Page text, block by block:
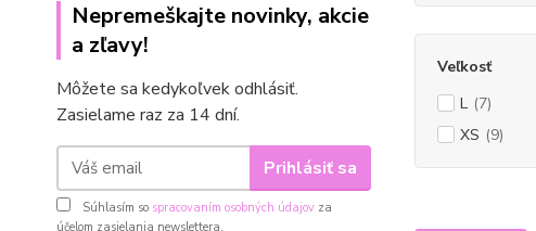
Nepremeškajte novinky, akcie
a zľavy!
Môžete sa kedykoľvek odhlásiť.
Zasielame raz za 14 dní.
Prihlásiť sa
Súhlasím so spracovaním osobných údajov za
účelom zasielania newslettera.
Veľkosť
L (7)
XS (9)